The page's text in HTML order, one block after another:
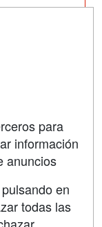
EN:
para
información
anuncios
en
todas las